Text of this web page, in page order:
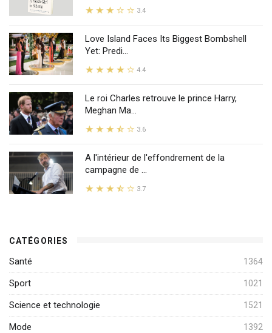
3.4
Love Island Faces Its Biggest Bombshell
Yet: Predi...
4.4
Le roi Charles retrouve le prince Harry,
Meghan Ma...
3.6
A l'intérieur de l'effondrement de la
campagne de ...
3.7
CATÉGORIES
Santé 1364
Sport 1021
Science et technologie 1521
Mode 1392